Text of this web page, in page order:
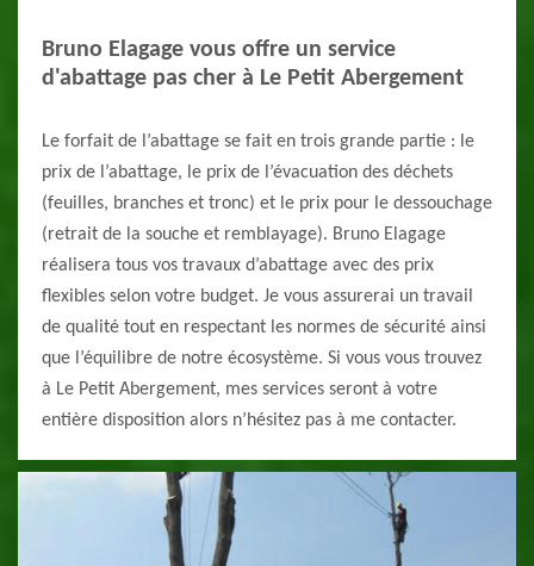
Bruno Elagage vous offre un service
d'abattage pas cher à Le Petit Abergement
Le forfait de l’abattage se fait en trois grande partie : le
prix de l’abattage, le prix de l’évacuation des déchets
(feuilles, branches et tronc) et le prix pour le dessouchage
(retrait de la souche et remblayage). Bruno Elagage
réalisera tous vos travaux d’abattage avec des prix
flexibles selon votre budget. Je vous assurerai un travail
de qualité tout en respectant les normes de sécurité ainsi
que l’équilibre de notre écosystème. Si vous vous trouvez
à Le Petit Abergement, mes services seront à votre
entière disposition alors n’hésitez pas à me contacter.